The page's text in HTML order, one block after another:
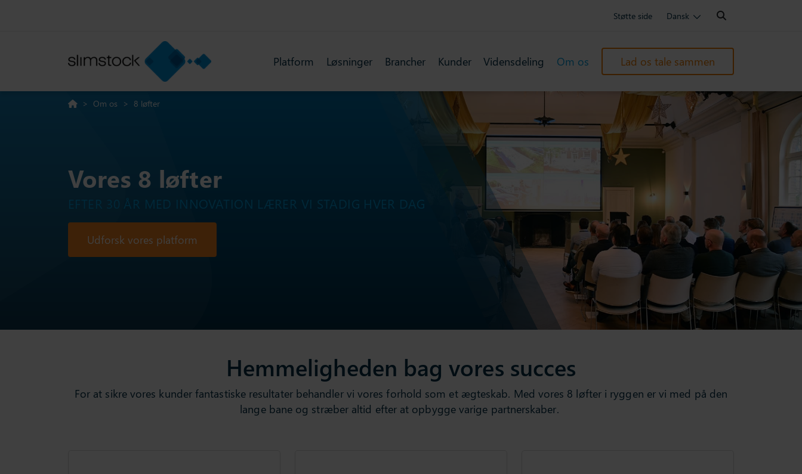
Støtte side Dansk
Search:
Platform Løsninger Brancher Kunder Vidensdeling Om os Lad os tale sammen
> Om os > 8 løfter
Vores 8 løfter
EFTER 30 ÅR MED INNOVATION LÆRER VI STADIG HVER DAG
Udforsk vores platform
Hemmeligheden bag vores succes
For at sikre vores kunder fantastiske resultater behandlervi vores forhold som et ægteskab. Med vores 8 løfteri ryggen er vi med på den
langebane og stræber altid efterat opbygge varige partnerskaber.